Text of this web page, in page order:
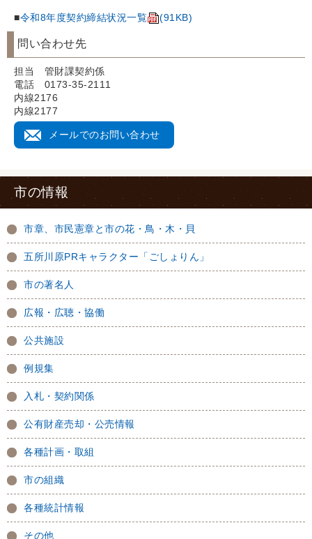
■令和8年度契約締結状況一覧 (91KB)
問い合わせ先
担当 管財課契約係
電話 0173-35-2111
内線2176
内線2177
メールでのお問い合わせ
市の情報
市章、市民憲章と市の花・鳥・木・貝
五所川原PRキャラクター「ごしょりん」
市の著名人
広報・広聴・協働
公共施設
例規集
入札・契約関係
公有財産売却・公売情報
各種計画・取組
市の組織
各種統計情報
その他